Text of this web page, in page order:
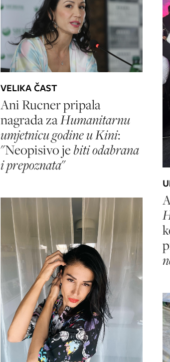
VELIKA ČAST
Ani Rucner pripala
nagrada zaHumanitarnu
umjetnicu godine u Kini:
"Neopisivo jebiti odabrana
i prepoznata"